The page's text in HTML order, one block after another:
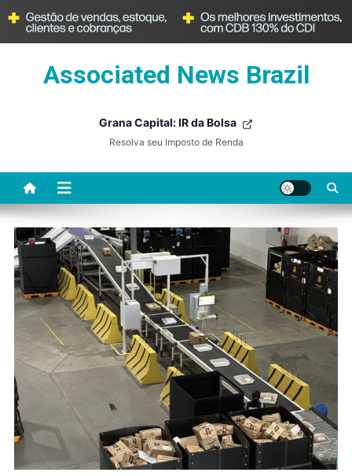
Associated News Brazil
Grana Capital: IR da Bolsa
Resolva seu Imposto de Renda